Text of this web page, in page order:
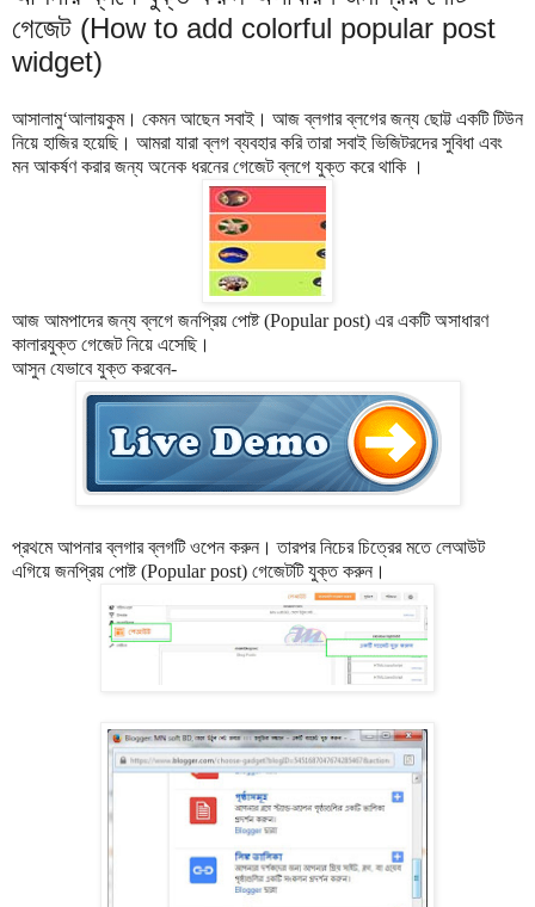
গেজেট (How to add colorful popular post
widget)
আসালামু‘আলায়কুম। কেমন আছেন সবাই। আজ ব্লগার ব্লগের জন্য ছোট্ট একটি টিউন
নিয়ে হাজির হয়েছি। আমরা যারা ব্লগ ব্যবহার করি তারা সবাই ভিজিটরদের সুবিধা এবং
মন আকর্ষণ করার জন্য অনেক ধরনের গেজেট ব্লগে যুক্ত করে থাকি ।
আজ আমপাদের জন্য ব্লগে জনপ্রিয় পোষ্ট (Popular post) এর একটি অসাধারণ
কালারযুক্ত গেজেট নিয়ে এসেছি।
আসুন যেভাবে যুক্ত করবেন-
প্রথমে আপনার ব্লগার ব্লগটি ওপেন করুন। তারপর নিচের চিত্রের মতে লেআউট
এগিয়ে জনপ্রিয় পোষ্ট (Popular post) গেজেটটি যুক্ত করুন।